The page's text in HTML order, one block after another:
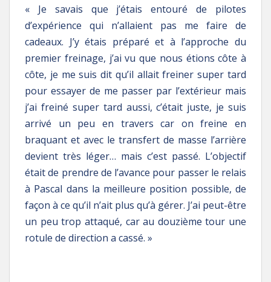
« Je savais que j’étais entouré de pilotes
d’expérience qui n’allaient pas me faire de
cadeaux. J’y étais préparé et à l’approche du
premier freinage, j’ai vu que nous étions côte à
côte, je me suis dit qu’il allait freiner super tard
pour essayer de me passer par l’extérieur mais
j’ai freiné super tard aussi, c’était juste, je suis
arrivé un peu en travers car on freine en
braquant et avec le transfert de masse l’arrière
devient très léger… mais c’est passé. L’objectif
était de prendre de l’avance pour passer le relais
à Pascal dans la meilleure position possible, de
façon à ce qu’il n’ait plus qu’à gérer. J’ai peut-être
un peu trop attaqué, car au douzième tour une
rotule de direction a cassé. »